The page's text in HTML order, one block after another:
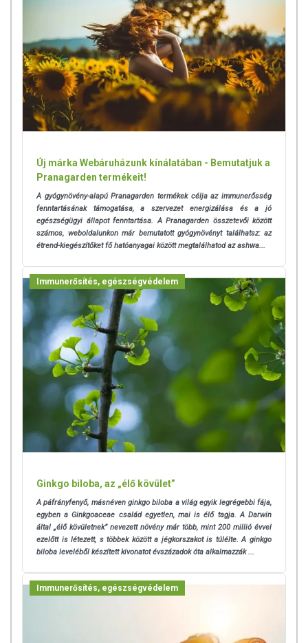
A termék nem helyettesíti a kiegyensúlyozott, vegyes étrendet és az
egészséges életmódot! A termék nem gyógyít betegségeket! A termék
nem az orvosi kezelés helyettesítésére alkalmas! Betegség esetén
használatát beszélje meg kezelőorvosával. Az ajánlott napi
fogyasztási mennyiséget ne lépje túl! Ne szedje a készítményt, ha az
összetevők bármelyikére érzékeny vagy allergiás! Kisgyermektől
elzárva tartandó!
Az étrend-kiegészítők az érvényben levő európai uniós szabályozás
szerint élelmiszereknek minősülnek, amelyek a hagyományos étrend
kiegészítését szolgálják, és koncentrált formában tartalmaznak
tápanyagokat. Bár az étrend-kiegészítők kedvező élettani
hatással rendelkezhetnek, amely egyénenként eltérő lehet, jelölésük,
megjelenítésük, és reklámozásuk során nem engedélyezett a
készítményeknek betegséget megelőző vagy gyógyító
Új márka Webáruházunk kínálatában - Bemutatjuk a
Pranagarden termékeit!
A gyógynövény-alapú Pranagarden termékek célja az immunerősség
fenntartásának támogatása, a szervezet energizálása és a jó
egészségügyi állapot fenntartása. A Pranagarden összetevői között
számos, weboldalunkon már bemutatott gyógynövényt találhatsz: az
étrend-kiegészítőket fő hatóanyagai között megtalálhatod az ashwa...
Immunerősítés, egészségvédelem
Ginkgo biloba, az „élő kövület”
A páfrányfenyő, másnéven ginkgo biloba a világ egyik legrégebbi fája,
egyben a Ginkgoaceae család egyetlen, mai is élő tagja. A Darwin
által „élő kövületnek” nevezett növény már több, mint 200 millió évvel
ezelőtt is létezett, s többek között a jégkorszakot is túlélte.A ginkgo
biloba leveléből készített kivonatot évszázadok óta alkalmazzák ...
Immunerősítés, egészségvédelem